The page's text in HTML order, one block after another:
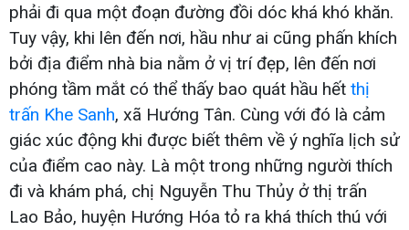
phải đi qua một đoạn đường đồi dóc khá khó khăn.
Tuy vậy, khi lên đến nơi, hầu như ai cũng phấn khích
bởi địa điểm nhà bia nằm ở vị trí đẹp, lên đến nơi
phóng tầm mắt có thể thấy bao quát hầu hết thị
trấn Khe Sanh, xã Hướng Tân. Cùng với đó là cảm
giác xúc động khi được biết thêm về ý nghĩa lịch sử
của điểm cao này. Là một trong những người thích
đi và khám phá, chị Nguyễn Thu Thủy ở thị trấn
Lao Bảo, huyện Hướng Hóa tỏ ra khá thích thú với